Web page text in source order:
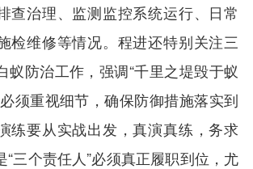
查治理、监测监控系统运行、日常
检维修等情况。程进还特别关注三
蚁防治工作，强调“千里之堤毁于蚁
须重视细节，确保防御措施落实到
练要从实战出发，真演真练，务求
“三个责任人”必须真正履职到位，尤